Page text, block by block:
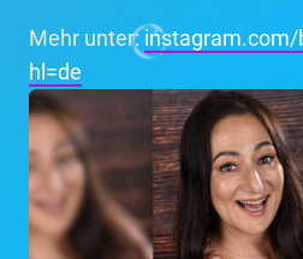
Mehr unter:
hl=de